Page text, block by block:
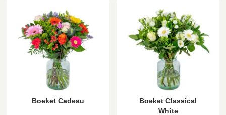
Boeket Cadeau
Boeket Classical
White